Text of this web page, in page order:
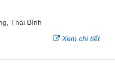
Thái Bình
Xem chi tiết